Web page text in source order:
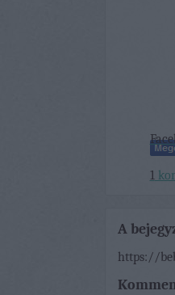
1
A
https://